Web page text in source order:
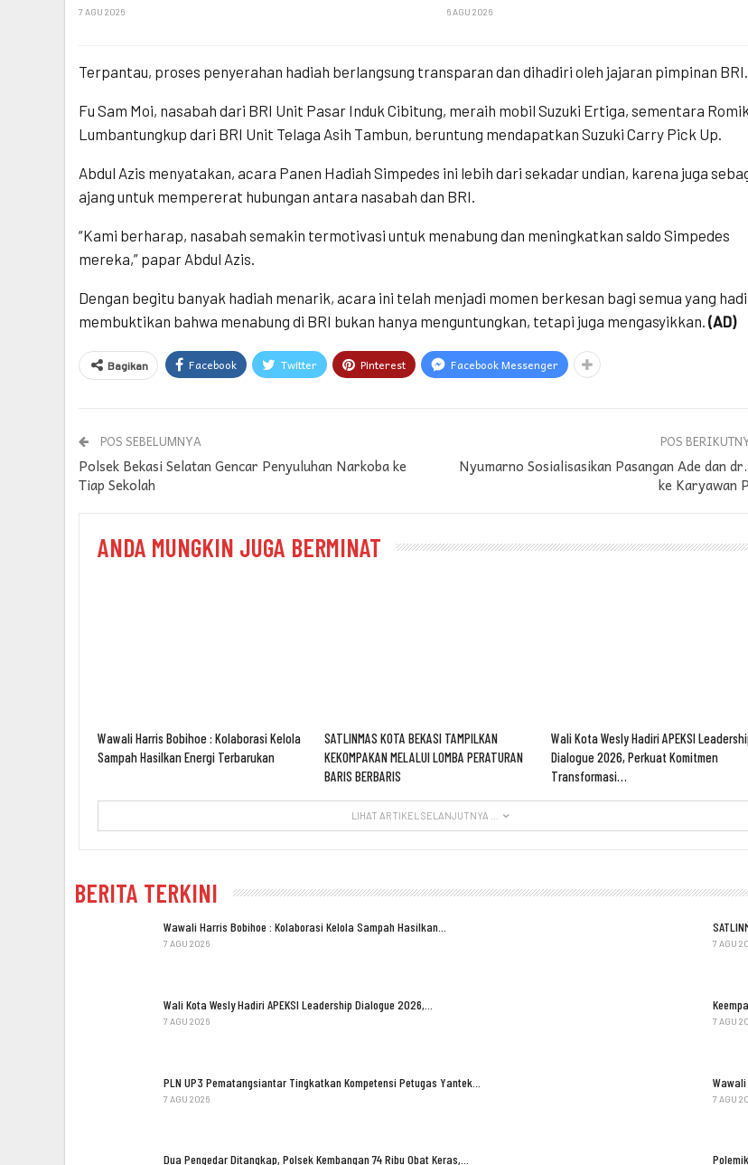
7 AGU 2026 6 AGU 2026
Terpantau, proses penyerahan hadiah berlangsung transparan dan dihadiri oleh jajaran pimpinan BRI.
Fu Sam Moi, nasabah dari BRI Unit Pasar Induk Cibitung, meraih mobil Suzuki Ertiga, sementara
Lumbantungkup dari BRI Unit Telaga Asih Tambun, beruntung mendapatkan Suzuki Carry Pick Up.
Abdul Azis menyatakan, acara Panen Hadiah Simpedes ini lebih dari sekadar undian, karena juga
ajang untuk mempererat hubungan antara nasabah dan BRI.
“Kami berharap, nasabah semakin termotivasi untuk menabung dan meningkatkan saldo Simpedes
mereka,” papar Abdul Azis.
Dengan begitu banyak hadiah menarik, acara ini telah menjadi momen berkesan bagi semua yang
membuktikan bahwa menabung di BRI bukan hanya menguntungkan, tetapi juga mengasyikkan. (AD)
Bagikan Facebook Twitter Pinterest Facebook Messenger
POS SEBELUMNYA
Polsek Bekasi Selatan Gencar Penyuluhan Narkoba ke
Tiap Sekolah
POS
Nyumarno Sosialisasikan Pasangan Ade dan
ke Karyawan
ANDA MUNGKIN JUGA BERMINAT
Wawali Harris Bobihoe : Kolaborasi Kelola
Sampah Hasilkan Energi Terbarukan
SATLINMAS KOTA BEKASI TAMPILKAN
KEKOMPAKAN MELALUI LOMBA PERATURAN
BARIS BERBARIS
Wali Kota Wesly Hadiri APEKSI
Dialogue 2026, Perkuat Komitmen
Transformasi…
LIHAT ARTIKEL SELANJUTNYA ...
BERITA TERKINI
Wawali Harris Bobihoe : Kolaborasi Kelola Sampah Hasilkan…
7 AGU 2026 7 AGU
Wali Kota Wesly Hadiri APEKSI Leadership Dialogue 2026,…
7 AGU 2026 7 AGU
PLN UP3 Pematangsiantar Tingkatkan Kompetensi Petugas Yantek…
7 AGU 2026
Wawali
7 AGU
Dua Pengedar Ditangkap, Polsek Kembangan 74 Ribu Obat Keras,…